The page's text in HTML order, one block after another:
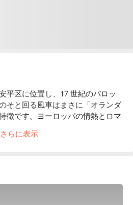
平区に位置し、17 世紀のバロッ
そと回る風車はまさに「オランダ
徴です。ヨーロッパの情熱とロマ
駅より車で 12 分。近くには有名
、24 時間フロント対応、駐車
さらに表示